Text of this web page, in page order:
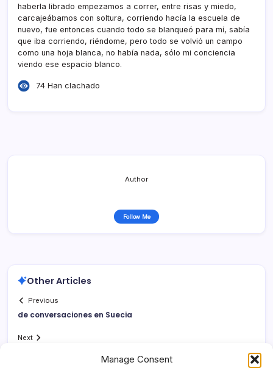
Manage Consent
haberla librado empezamos a correr, entre risas y miedo,
carcajeábamos con soltura, corriendo hací­a la escuela de
nuevo, fue entonces cuando todo se blanqueó para mí­, sabí­a
que iba corriendo, riéndome, pero todo se volvió un campo
como una hoja blanca, no habí­a nada, sólo mi conciencia
viendo ese espacio blanco.
74 Han clachado
Author
Follow Me
Other Articles
Previous
de conversaciones en Suecia
Next